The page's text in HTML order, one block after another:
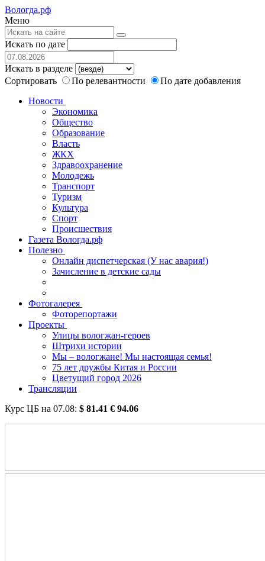
Вологда.рф
Меню
Искать по дате
Искать в разделе
Сортировать
По релевантности
По дате добавления
Новости
Экономика
Общество
Образование
Власть
ЖКХ
Здравоохранение
Молодежь
Транспорт
Туризм
Культура
Спорт
Происшествия
Газета Вологда.рф
Полезно
Онлайн диспетчерская (У нас авария!)
Зачисление в детские сады
Фотогалерея
Фоторепортажи
Проекты
Улицы вологжан-героев
Штрихи истории
Мы – вологжане! Мы настоящая семья!
75 лет дружбы Китая и России
Цветущий город 2026
Трансляции
Курс ЦБ на 07.08: $ 81.41 € 94.06